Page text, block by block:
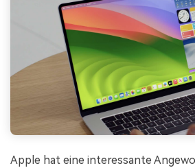
Apple hat eine interessante